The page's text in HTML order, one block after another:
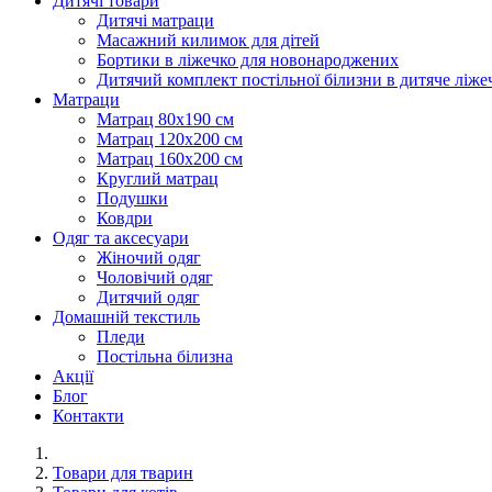
Дитячі матраци
Масажний килимок для дітей
Бортики в ліжечко для новонароджених
Дитячий комплект постільної білизни в дитяче
Матраци
Матрац 80х190 см
Матрац 120х200 см
Матрац 160х200 см
Круглий матрац
Подушки
Ковдри
Одяг та аксесуари
Жіночий одяг
Чоловічий одяг
Дитячий одяг
Домашній текстиль
Пледи
Постільна білизна
Акції
Блог
Контакти
Товари для тварин